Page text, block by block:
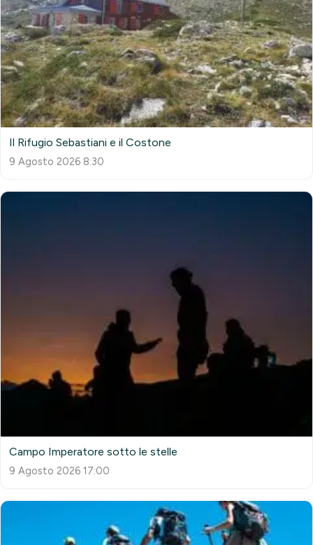
Il Rifugio Sebastiani e il Costone
9 Agosto 2026 8:30
Campo Imperatore sotto le stelle
9 Agosto 2026 17:00